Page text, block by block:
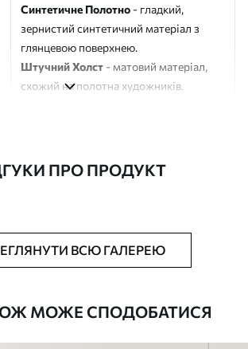
Синтетичне Полотно - гладкий,
зернистий синтетичний матеріал з
глянцевою поверхнею.
Штучний Холст - матовий матеріал,
схожий на полотна художників.
Можна додати лакове покриття.
ПРО ПРОДУКТ
ВСЮ ГАЛЕРЕЮ
МОЖЕ СПОДОБАТИСЯ